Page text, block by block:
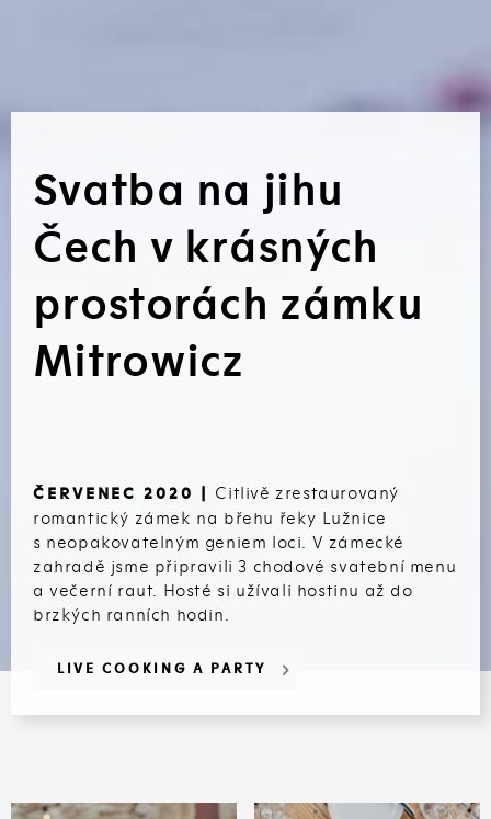
Svatba na jihu
Čech v krásných
prostorách zámku
Mitrowicz
ČERVENEC 2020 | Citlivě zrestaurovaný
romantický zámek na břehu řeky Lužnice
s neopakovatelným geniem loci. V zámecké
zahradě jsme připravili 3 chodové svatební menu
a večerní raut. Hosté si užívali hostinu až do
brzkých ranních hodin.
LIVE COOKING A PARTY